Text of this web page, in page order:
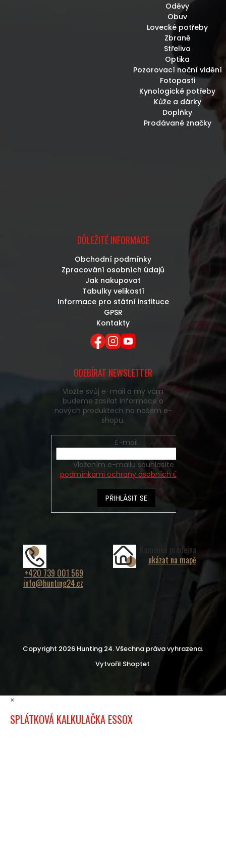
Oděvy
Obuv
Lovecké potřeby
Zbraně
Střelivo
Optika
Pozorovací noční vidění
Fotopasti
Kynologické potřeby
Kůže a dárky
Doplňky
Prodávané značky
DŮLEŽITÉ INFORMACE
Obchodní podmínky
Zpracování osobních údajů
Jak nakupovat
Tabulky velikostí
Informace pro státní instituce
GPSR
Kontakty
ODEBÍRAT NEWSLETTER
Vložte svůj e-mail a my vám
budeme zasílat informace o
nových produktech na našem e-
shopu.
E-mail
podmínkami ochrany osobních údajů
PŘIHLÁSIT SE
+420 739 001 569
info@hunting24.cz
Kamenná prodejna
ukázat na mapě
Vytvořil Shoptet
Copyright 2026 Hunting 24. Všechna práva vyhrazena.
×
SPLÁTKOVÁ KALKULAČKA ESSOX